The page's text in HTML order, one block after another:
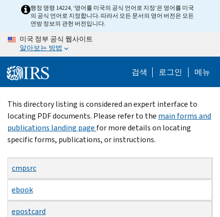
content
행정 명령 14224, ‘영어를 미국의 공식 언어로 지정’은 영어를 미국
의 공식 언어로 지정합니다. 따라서 모든 문서의 영어 버전은 모든
연방 정보의 관헌 버전입니다.
미국 정부 공식 웹사이트
알아보는 방법
검색 로그인 메뉴
Beginning
of
main
content
This directory listing is considered an expert interface to
locating PDF documents. Please refer to the main forms and
publications landing page for more details on locating
specific forms, publications, or instructions.
cmpsrc
ebook
epostcard